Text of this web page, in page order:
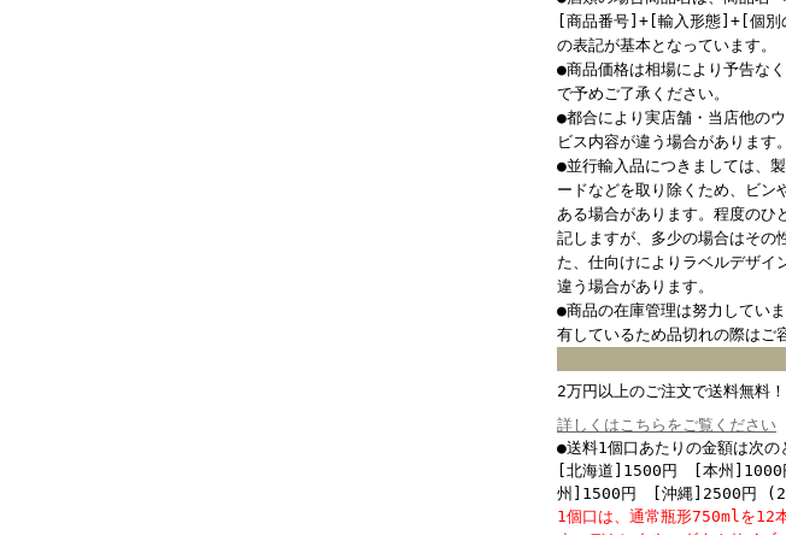
[商品番号]+[輸入形態]+[個別
の表記が基本となっています。
●商品価格は相場により予告な
で予めご了承ください。
●都合により実店舗・当店他の
ビス内容が違う場合があります。
●並行輸入品につきましては、
ードなどを取り除くため、ビン
ある場合があります。程度のひ
記しますが、多少の場合はその
た、仕向けによりラベルデザイ
違う場合があります。
●商品の在庫管理は努力してい
有しているため品切れの際はご
2万円以上のご注文で送料無料
詳しくはこちらをご覧ください
●送料1個口あたりの金額は次の
[北海道]1500円 [本州
州]1500円 [沖縄]2500円
1個口は、通常瓶形750mlを12